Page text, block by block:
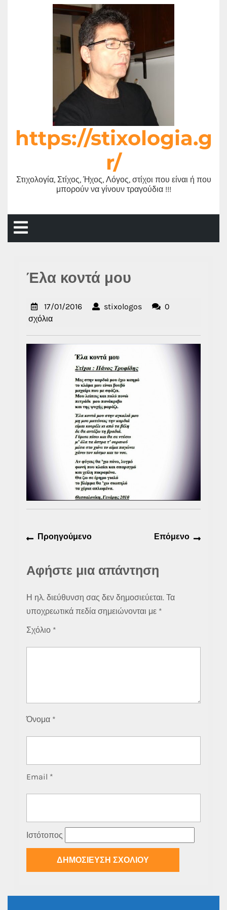
https://stixologia.g
r/
Στιχολογία, Στίχος, Ήχος, Λόγος, στίχοι που είναι ή που
μπορούν να γίνουν τραγούδια !!!
Άνοιγμα
Έλα κοντά μου
17/01/201617/01/2016stixologosstixologos
0
σχόλια
Πλοήγηση
άρθρων
ΠροηγούμενοΠροηγούμενο
Επόμενο
Αφήστε μια απάντηση
Η ηλ. διεύθυνση σας δεν δημοσιεύεται. Τα
υποχρεωτικά πεδία σημειώνονται με *
Σχόλιο *
Όνομα *
Email *
Ιστότοπος